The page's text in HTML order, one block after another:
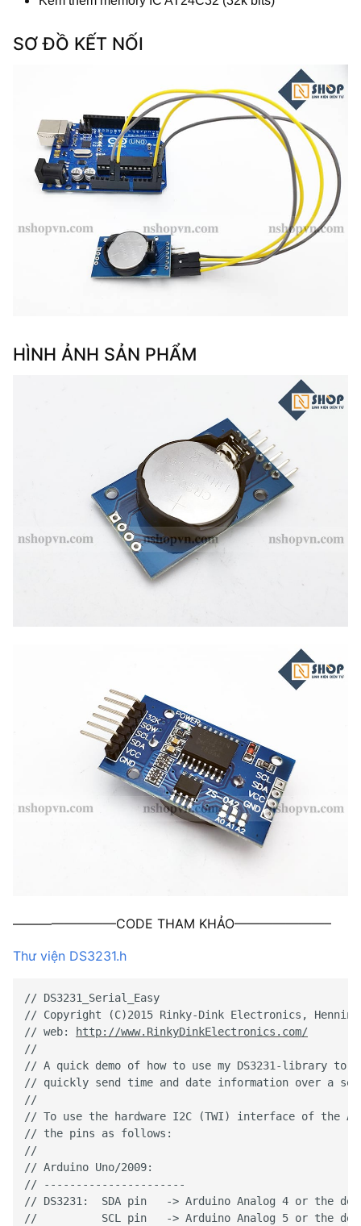
SƠ ĐỒ KẾT NỐI
HÌNH ẢNH SẢN PHẨM
————————CODE THAM KHẢO———————–
Thư viện DS3231.h
// DS3231_Serial_Easy
// Copyright (C)2015 Rinky-Dink Electronics,
// web:
http://www.RinkyDinkElectronics.com/
//
// A quick demo of how to use my DS3231-library to
// quickly send time and date information over a
//
// To use the hardware I2C (TWI) interface of the
// the pins as follows:
//
// Arduino Uno/2009:
// ----------------------
// DS3231:  SDA pin   -> Arduino Analog 4 or the
//          SCL pin   -> Arduino Analog 5 or the